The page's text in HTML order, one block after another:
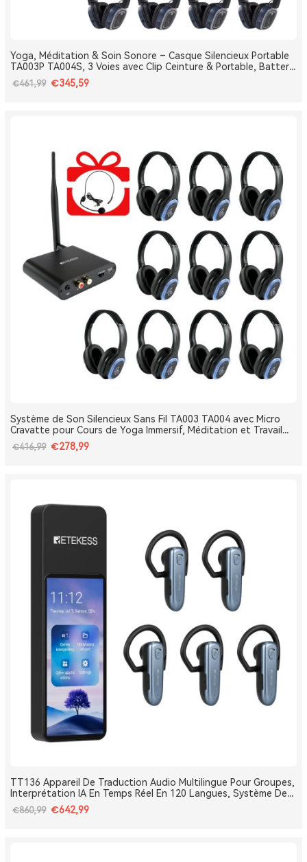
Yoga, Méditation & Soin Sonore – Casque Silencieux Portable
TA003P TA004S, 3 Voies avec Clip Ceinture & Portable, Batterie
Amovible, Bluetooth, Bass Boost
€461,99 €345,59
Système de Son Silencieux Sans Fil TA003 TA004 avec Micro
Cravatte pour Cours de Yoga Immersif, Méditation et Travail
Respiratoire
€416,99 €278,99
TT136 Appareil De Traduction Audio Multilingue Pour Groupes,
Interprétation IA En Temps Réel En 120 Langues, Système De
Traduction Pour Tours Et Conférences One-To-Many, Diffusion
Double Canal, Longue Portée 2.4G
€860,99 €642,99